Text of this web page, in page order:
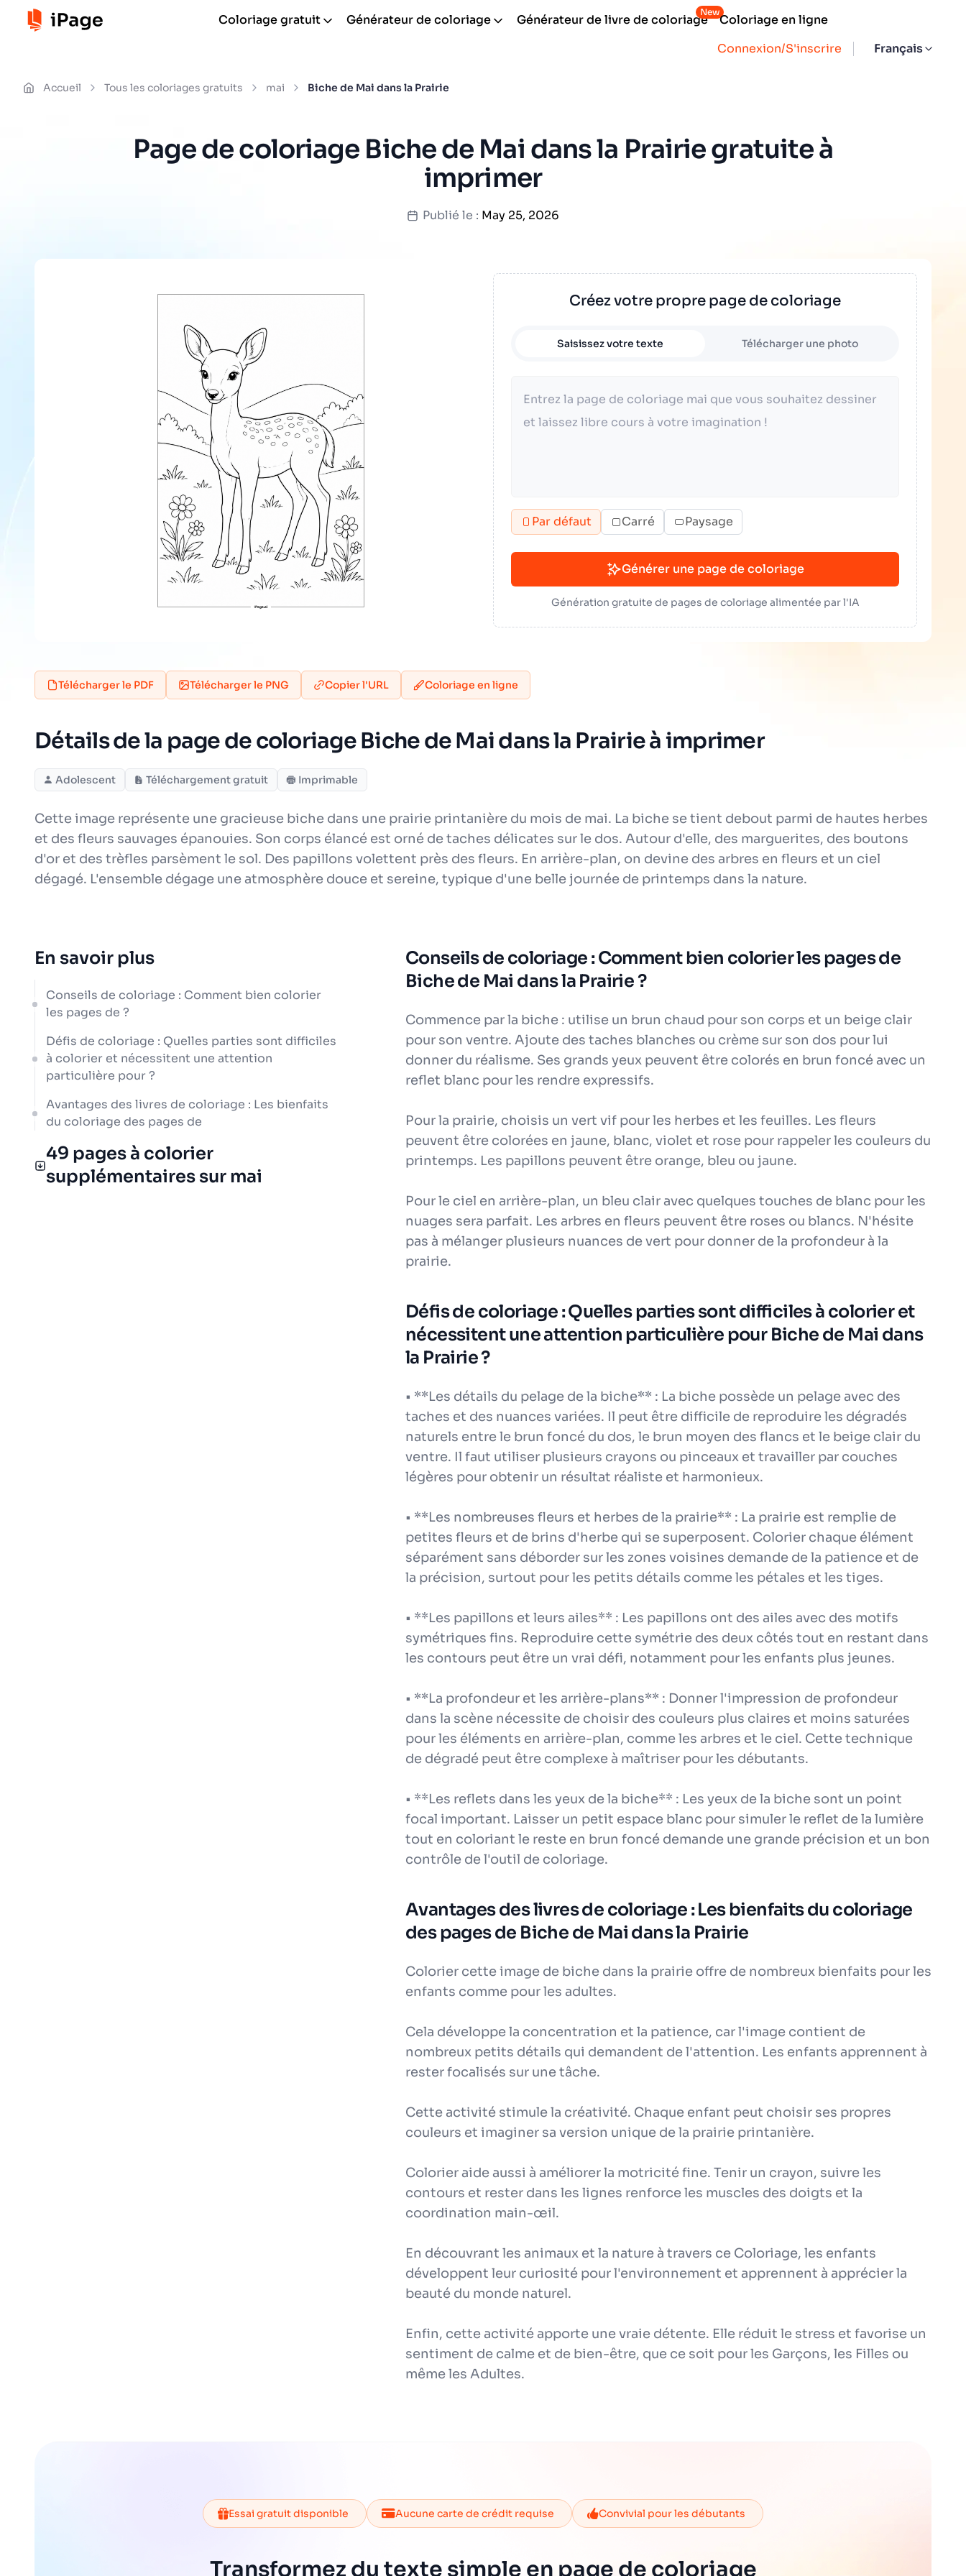
Connexion/S'inscrire Français
Coloriage gratuit Générateur de coloriage Générateur de livre de coloriage
New
Coloriage en ligne
Accueil Tous les coloriages gratuits mai Biche de Mai dans la Prairie
Page de coloriage Biche de Mai dans la Prairie gratuite à
imprimer
Publié le : May 25, 2026
Créez votre propre page de coloriage
Saisissez votre texte Télécharger une photo
Par défaut Carré Paysage
Générer une page de coloriage
Génération gratuite de pages de coloriage alimentée par l'IA
Télécharger le PDF Télécharger le PNG Copier l'URL Coloriage en ligne
Détails de la page de coloriage Biche de Mai dans la Prairie à imprimer
Adolescent Téléchargement gratuit Imprimable
Cette image représente une gracieuse biche dans une prairie printanière du mois de mai. La biche se tient debout parmi de hautes herbes
et des fleurs sauvages épanouies. Son corps élancé est orné de taches délicates sur le dos. Autour d'elle, des marguerites, des boutons
d'or et des trèfles parsèment le sol. Des papillons volettent près des fleurs. En arrière-plan, on devine des arbres en fleurs et un ciel
dégagé. L'ensemble dégage une atmosphère douce et sereine, typique d'une belle journée de printemps dans la nature.
En savoir plus
Conseils de coloriage : Comment bien colorier
les pages de ?
Défis de coloriage : Quelles parties sont difficiles
à colorier et nécessitent une attention
particulière pour ?
Avantages des livres de coloriage : Les bienfaits
du coloriage des pages de
49 pages à colorier
supplémentaires sur mai
Conseils de coloriage : Comment bien colorier les pages de
Biche de Mai dans la Prairie ?
Commence par la biche : utilise un brun chaud pour son corps et un beige clair
pour son ventre. Ajoute des taches blanches ou crème sur son dos pour lui
donner du réalisme. Ses grands yeux peuvent être colorés en brun foncé avec un
reflet blanc pour les rendre expressifs.
Pour la prairie, choisis un vert vif pour les herbes et les feuilles. Les fleurs
peuvent être colorées en jaune, blanc, violet et rose pour rappeler les couleurs du
printemps. Les papillons peuvent être orange, bleu ou jaune.
Pour le ciel en arrière-plan, un bleu clair avec quelques touches de blanc pour les
nuages sera parfait. Les arbres en fleurs peuvent être roses ou blancs. N'hésite
pas à mélanger plusieurs nuances de vert pour donner de la profondeur à la
prairie.
Défis de coloriage : Quelles parties sont difficiles à colorier et
nécessitent une attention particulière pour Biche de Mai dans
la Prairie ?
• **Les détails du pelage de la biche** : La biche possède un pelage avec des
taches et des nuances variées. Il peut être difficile de reproduire les dégradés
naturels entre le brun foncé du dos, le brun moyen des flancs et le beige clair du
ventre. Il faut utiliser plusieurs crayons ou pinceaux et travailler par couches
légères pour obtenir un résultat réaliste et harmonieux.
• **Les nombreuses fleurs et herbes de la prairie** : La prairie est remplie de
petites fleurs et de brins d'herbe qui se superposent. Colorier chaque élément
séparément sans déborder sur les zones voisines demande de la patience et de
la précision, surtout pour les petits détails comme les pétales et les tiges.
• **Les papillons et leurs ailes** : Les papillons ont des ailes avec des motifs
symétriques fins. Reproduire cette symétrie des deux côtés tout en restant dans
les contours peut être un vrai défi, notamment pour les enfants plus jeunes.
• **La profondeur et les arrière-plans** : Donner l'impression de profondeur
dans la scène nécessite de choisir des couleurs plus claires et moins saturées
pour les éléments en arrière-plan, comme les arbres et le ciel. Cette technique
de dégradé peut être complexe à maîtriser pour les débutants.
• **Les reflets dans les yeux de la biche** : Les yeux de la biche sont un point
focal important. Laisser un petit espace blanc pour simuler le reflet de la lumière
tout en coloriant le reste en brun foncé demande une grande précision et un bon
contrôle de l'outil de coloriage.
Avantages des livres de coloriage : Les bienfaits du coloriage
des pages de Biche de Mai dans la Prairie
Colorier cette image de biche dans la prairie offre de nombreux bienfaits pour les
enfants comme pour les adultes.
Cela développe la concentration et la patience, car l'image contient de
nombreux petits détails qui demandent de l'attention. Les enfants apprennent à
rester focalisés sur une tâche.
Cette activité stimule la créativité. Chaque enfant peut choisir ses propres
couleurs et imaginer sa version unique de la prairie printanière.
Colorier aide aussi à améliorer la motricité fine. Tenir un crayon, suivre les
contours et rester dans les lignes renforce les muscles des doigts et la
coordination main-œil.
En découvrant les animaux et la nature à travers ce Coloriage, les enfants
développent leur curiosité pour l'environnement et apprennent à apprécier la
beauté du monde naturel.
Enfin, cette activité apporte une vraie détente. Elle réduit le stress et favorise un
sentiment de calme et de bien-être, que ce soit pour les Garçons, les Filles ou
même les Adultes.
Essai gratuit disponible Aucune carte de crédit requise Convivial pour les débutants
Transformez du texte simple en page de coloriage